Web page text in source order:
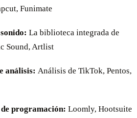
Funimate
La biblioteca integrada de
Sound, Artlist
análisis: Análisis de TikTok, Pentos,
programación: Loomly, Hootsuite